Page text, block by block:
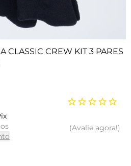
CLASSIC CREW KIT 3 PARES
Avalie agora!